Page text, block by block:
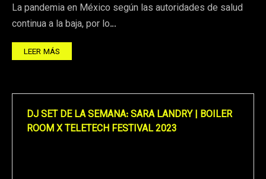
La pandemia en México según las autoridades de salud
continua a la baja, por lo…
LEER MÁS
DJ SET DE LA SEMANA: SARA LANDRY | BOILER
ROOM X TELETECH FESTIVAL 2023